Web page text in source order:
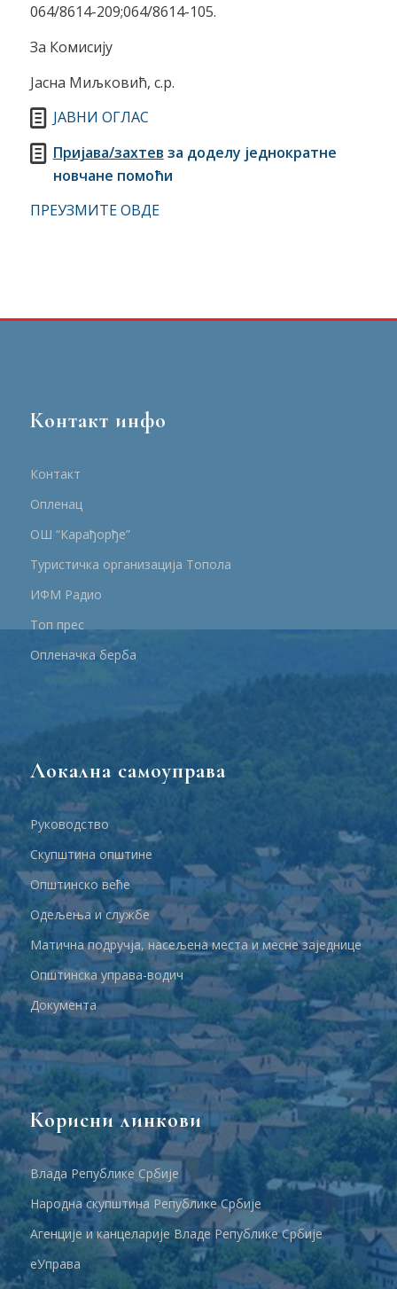
064/8614-209;064/8614-105.
За Комисију
Јасна Миљковић, с.р.
ЈАВНИ ОГЛАС
Пријава/захтев за доделу једнократне
новчане помоћи
ПРЕУЗМИТЕ ОВДЕ
Контакт инфо
Контакт
Опленац
ОШ “Карађорђе”
Туристичка организација Топола
ИФМ Радио
Топ прес
Опленачка берба
Локална самоуправа
Руководство
Скупштина општине
Општинско веће
Одељења и службе
Матична подручја, насељена места и месне заједнице
Општинска управа-водич
Документа
Корисни линкови
Влада Републике Србије
Народна скупштина Републике Србије
Агенције и канцеларије Владе Републике Србије
еУправа